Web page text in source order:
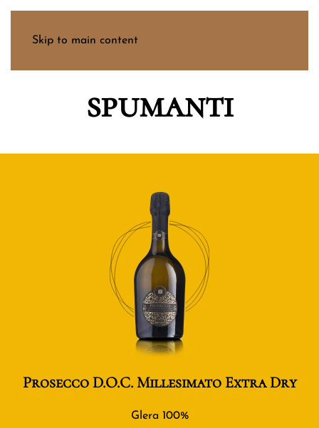
Skip to main content
spumanti
Prosecco D.O.C. Millesimato Extra Dry
Glera 100%